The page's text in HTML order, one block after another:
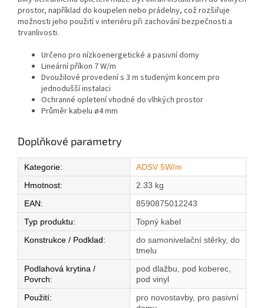
prostor, například do koupelen nebo prádelny, což rozšiřuje
možnosti jeho použití v interiéru při zachování bezpečnosti a
trvanlivosti.
Určeno pro nízkoenergetické a pasivní domy
Lineární příkon 7 W/m
Dvoužilové provedení s 3 m studeným koncem pro
jednodušší instalaci
Ochranné opletení vhodné do vlhkých prostor
Průměr kabelu ø4 mm
Doplňkové parametry
Kategorie:
ADSV 5W/m
Hmotnost:
2.33 kg
EAN:
8590875012243
Typ produktu:
Topný kabel
Konstrukce / Podklad:
do samonivelační stěrky, do
tmelu
Podlahová krytina /
Povrch:
pod dlažbu, pod koberec,
pod vinyl
Použití:
pro novostavby, pro pasivní